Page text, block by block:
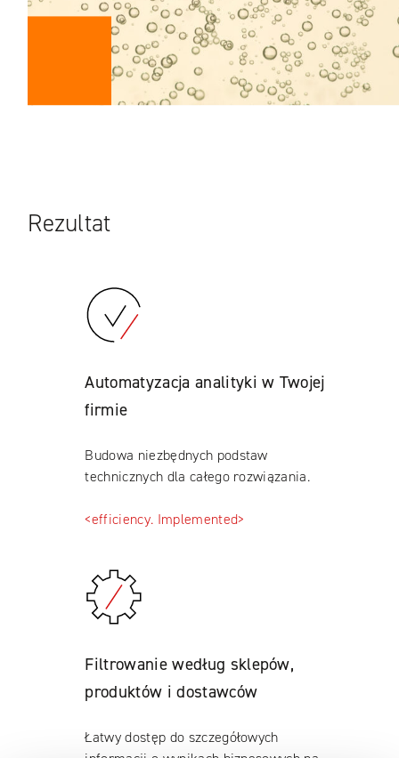
Rezultat
Automatyzacja analityki w Twojej
firmie
Budowa niezbędnych podstaw
technicznych dla całego rozwiązania.
<efficiency. Implemented>
Filtrowanie według sklepów,
produktów i dostawców
Łatwy dostęp do szczegółowych